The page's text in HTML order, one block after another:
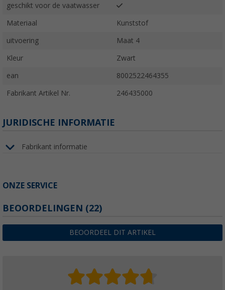
geschikt voor de vaatwasser
Materiaal Kunststof
uitvoering Maat 4
Kleur Zwart
ean 8002522464355
Fabrikant Artikel Nr. 246435000
JURIDISCHE INFORMATIE
Fabrikant informatie
ONZE SERVICE
BEOORDELINGEN (22)
BEOORDEEL DIT ARTIKEL